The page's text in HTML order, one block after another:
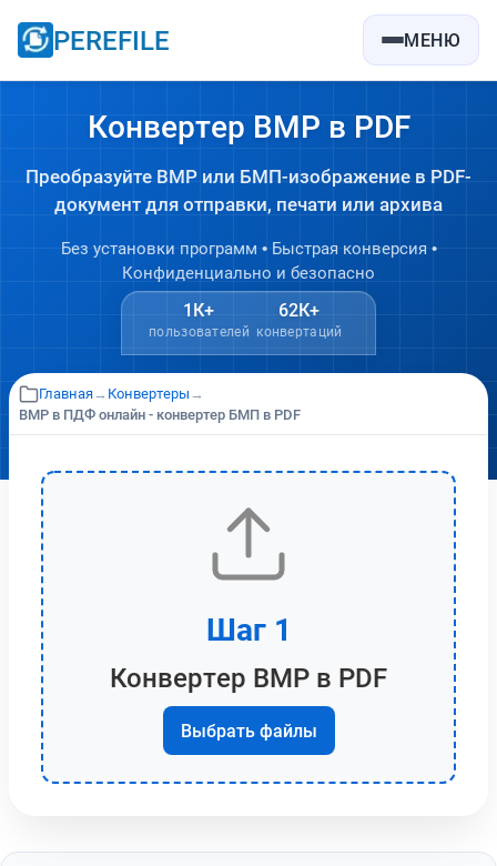
PEREFILE МЕНЮ
Конвертер BMP в PDF
Преобразуйте BMP или БМП-изображение в PDF-
документ для отправки, печати или архива
Без установки программ • Быстрая конверсия •
Конфиденциально и безопасно
1К+
пользователей
62К+
конвертаций
Главная→ Конвертеры→
BMP в ПДФ онлайн - конвертер БМП в PDF
Шаг 1
Конвертер BMP в PDF
Выбрать файлы